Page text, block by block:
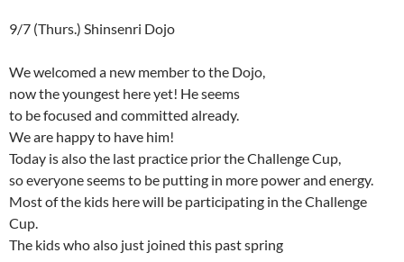
9/7 (Thurs.) Shinsenri Dojo
We welcomed a new member to the Dojo,
now the youngest here yet! He seems
to be focused and committed already.
We are happy to have him!
Today is also the last practice prior the Challenge Cup,
so everyone seems to be putting in more power and energy.
Most of the kids here will be participating in the Challenge
Cup.
The kids who also just joined this past spring